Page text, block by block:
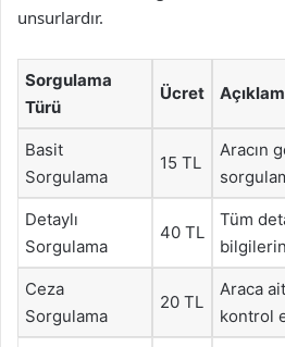
unsurlardır.
Sorgulama
Türü
Ücret
Basit
Sorgulama
15 TL
Aracın
Detaylı
Sorgulama
40 TL
Tüm
Ceza
Sorgulama
20 TL
Araca
kontrol